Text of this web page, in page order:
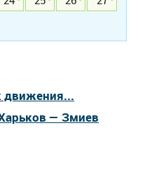
движения...
— Змиев